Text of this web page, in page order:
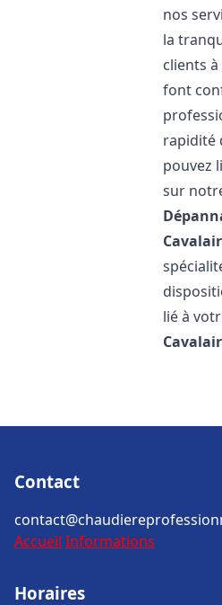
nos
la
clients à
font
rapidité
pouvez
sur
lié à
Contact
Accueil Informations
Horaires